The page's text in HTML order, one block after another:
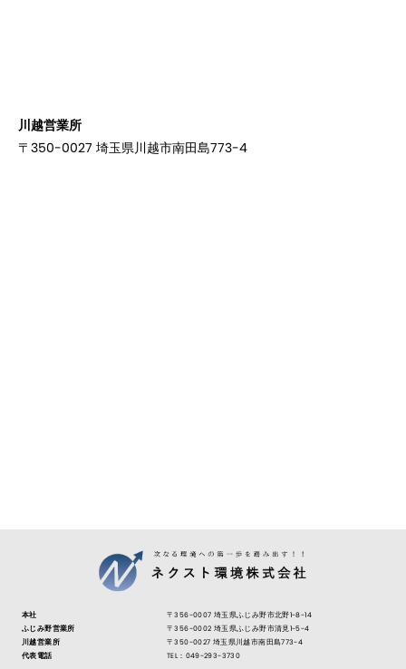
川越営業所
〒350-0027 埼玉県川越市南田島773-4
本社
〒356-0007 埼玉県ふじみ野市北野1-8-14
ふじみ野営業所
〒356-0002 埼玉県ふじみ野市清見1-5-4
川越営業所
〒350-0027 埼玉県川越市南田島773-4
代表電話
TEL：049-293-3730